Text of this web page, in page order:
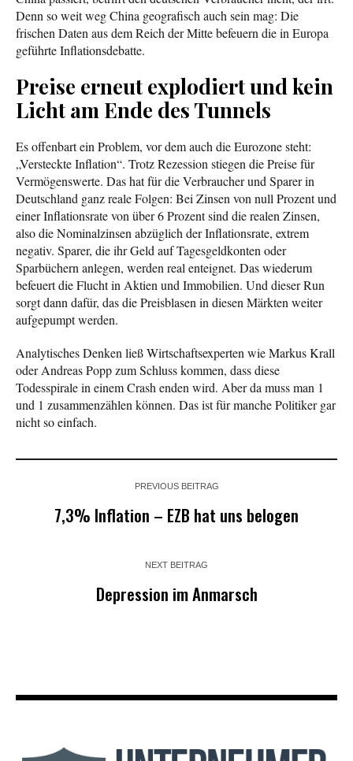
Denn so weit weg China geografisch auch sein mag: Die
frischen Daten aus dem Reich der Mitte befeuern die in Europa
geführte Inflationsdebatte.
Preise erneut explodiert und kein
Licht am Ende des Tunnels
Es offenbart ein Problem, vor dem auch die Eurozone steht:
„Versteckte Inflation“. Trotz Rezession stiegen die Preise für
Vermögenswerte. Das hat für die Verbraucher und Sparer in
Deutschland ganz reale Folgen: Bei Zinsen von null Prozent und
einer Inflationsrate von über 6 Prozent sind die realen Zinsen,
also die Nominalzinsen abzüglich der Inflationsrate, extrem
negativ. Sparer, die ihr Geld auf Tagesgeldkonten oder
Sparbüchern anlegen, werden real enteignet. Das wiederum
befeuert die Flucht in Aktien und Immobilien. Und dieser Run
sorgt dann dafür, das die Preisblasen in diesen Märkten weiter
aufgepumpt werden.
Analytisches Denken ließ Wirtschaftsexperten wie Markus Krall
oder Andreas Popp zum Schluss kommen, dass diese
Todesspirale in einem Crash enden wird. Aber da muss man 1
und 1 zusammenzählen können. Das ist für manche Politiker gar
nicht so einfach.
PREVIOUS BEITRAG
7,3% Inflation – EZB hat uns belogen
NEXT BEITRAG
Depression im Anmarsch